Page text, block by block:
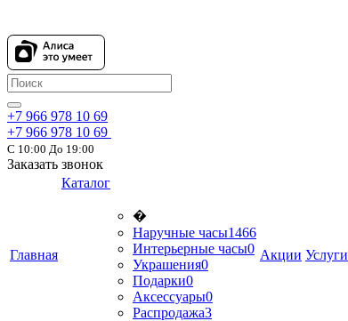
+7 966 978 10 69
+7 966 978 10 69
С 10:00 До 19:00
Заказать звонок
Главная
Каталог
�
Наручные часы1466
Интерьерные часы0
Украшения0
Подарки0
Аксессуары0
Распродажа3
Акции Услуги